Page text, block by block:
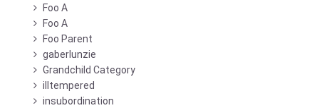
Foo A
Foo A
Foo Parent
gaberlunzie
Grandchild Category
illtempered
insubordination